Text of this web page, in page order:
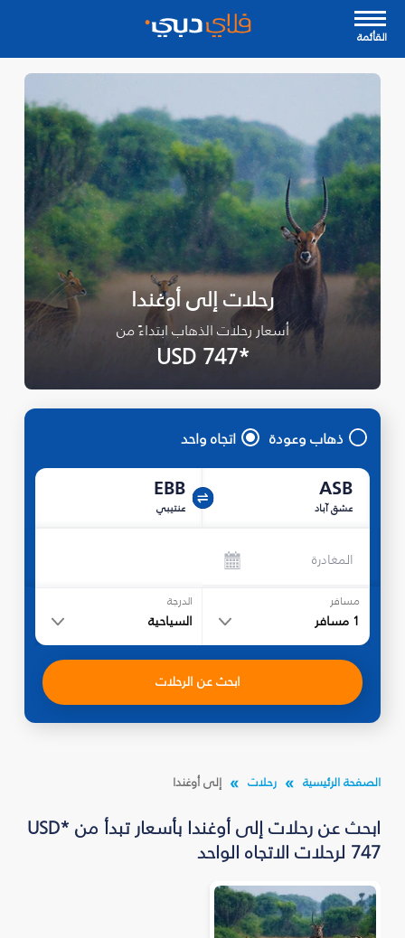
القأئمة
رحلات إلى أوغندا
أسعار رحلات الذهاب ابتداءً من
*USD 747
ذهاب وعودة اتجاه واحد
ASB
عشق آباد
EBB
عنتيبي
المغادرة
مسافر
1 مسافر
الدرجة
السياحية
ابحث عن الرحلات
الصفحة الرئيسية رحلات إلى أوغندا
ابحث عن رحلات إلى أوغندا بأسعار تبدأ من *USD
747 لرحلات الاتجاه الواحد